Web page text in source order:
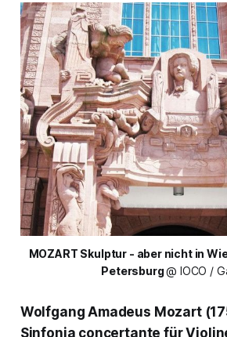
MOZART Skulptur - aber nicht in
Petersburg @ IOCO /
Wolfgang Amadeus Mozart
Sinfonia concertante für